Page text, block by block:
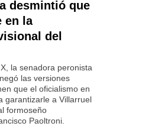
desmintió que
en la
del
la senadora peronista
las versiones
que el oficialismo en
garantizarle a Villarruel
formoseño
Paoltroni.